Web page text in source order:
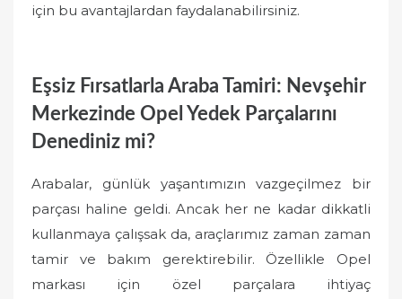
için bu avantajlardan faydalanabilirsiniz.
Eşsiz Fırsatlarla Araba Tamiri: Nevşehir
Merkezinde Opel Yedek Parçalarını
Denediniz mi?
Arabalar, günlük yaşantımızın vazgeçilmez bir
parçası haline geldi. Ancak her ne kadar dikkatli
kullanmaya çalışsak da, araçlarımız zaman zaman
tamir ve bakım gerektirebilir. Özellikle Opel
markası için özel parçalara ihtiyaç